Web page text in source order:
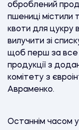
оброблений
пшениці
квоти для цукру
вилучити зі
щоб перш за все
продукції з
комітету з
Авраменко.
Останнім часом